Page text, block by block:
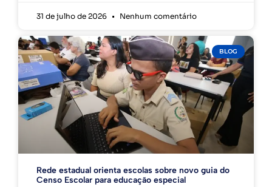
31 de julho de 2026 Nenhum comentário
BLOG
Rede estadual orienta escolas sobre novo guia do
Censo Escolar para educação especial